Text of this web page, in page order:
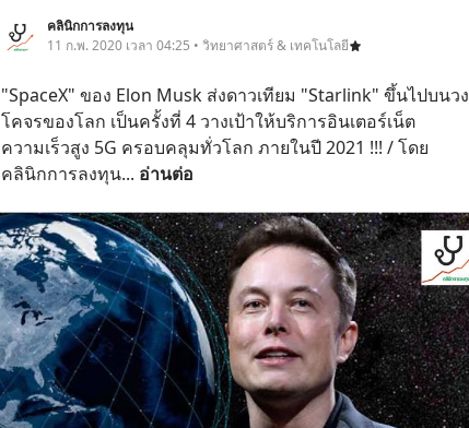
คลินิกการลงทุน
11 ก.พ. 2020 เวลา 04:25 • วิทยาศาสตร์ & เทคโนโลยี
"SpaceX" ของ Elon Musk ส่งดาวเทียม "Starlink" ขึ้นไปบนวง
โคจรของโลก เป็นครั้งที่ 4 วางเป้าให้บริการอินเตอร์เน็ต
ความเร็วสูง 5G ครอบคลุมทั่วโลก ภายในปี 2021 !!! / โดย
คลินิกการลงทุน... อ่านต่อ